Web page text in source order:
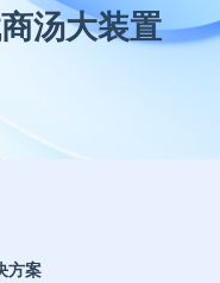
汤大装置
方案